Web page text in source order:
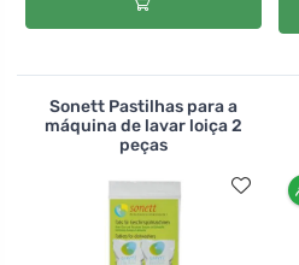
Sonett Pastilhas para a
máquina de lavar loiça 2
peças